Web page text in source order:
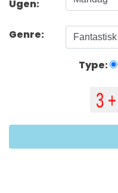
Ugen:
Genre:
Type: